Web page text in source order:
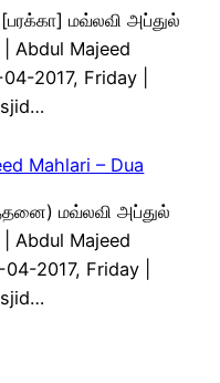
[பரக்கா] மவ்லவி அப்துல்
Abdul Majeed
2017, Friday |
Mahlari – Dua
மவ்லவி அப்துல்
Abdul Majeed
2017, Friday |